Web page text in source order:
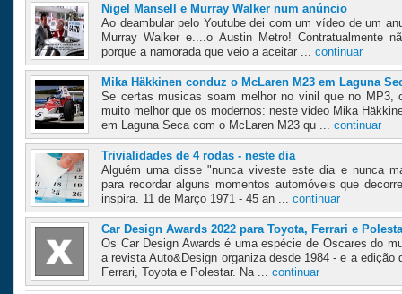
Nigel Mansell e Murray Walker num anúncio
Ao deambular pelo Youtube dei com um vídeo de um
Murray Walker e....o Austin Metro! Contratualmente
porque a namorada que veio a aceitar ... continuar
Mika Häkkinen conduz o McLaren M23 em Laguna
Se certas musicas soam melhor no vinil que no MP3,
muito melhor que os modernos: neste video Mika
em Laguna Seca com o McLaren M23 qu ... continuar
Trivialidades de 4 rodas - neste dia
Alguém uma disse "nunca viveste este dia e nunca
para recordar alguns momentos automóveis que
inspira. 11 de Março 1971 - 45 an ... continuar
Car Design Awards 2022 para Toyota, Ferrari e
Os Car Design Awards é uma espécie de Oscares do
a revista Auto&Design organiza desde 1984 - e a edição
Ferrari, Toyota e Polestar. Na ... continuar